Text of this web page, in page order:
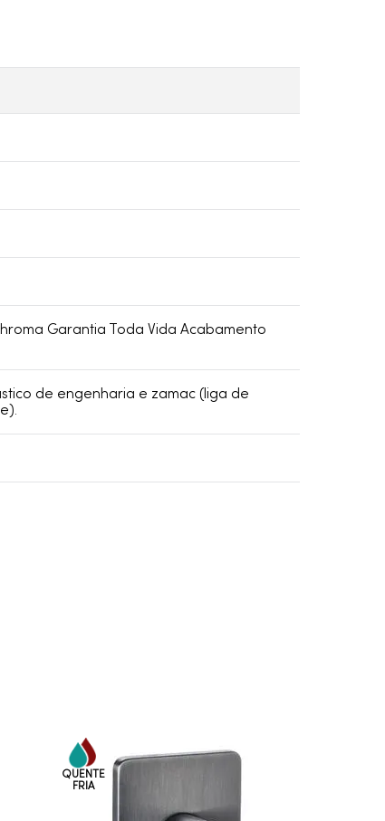
Garantia Toda Vida Acabamento
de engenharia e zamac (liga de